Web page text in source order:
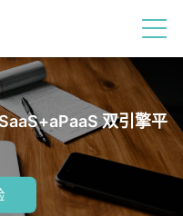
双引擎平